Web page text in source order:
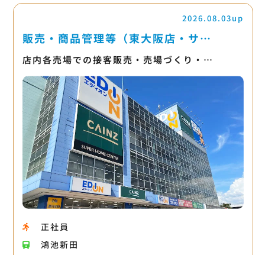
2026.08.03up
販売・商品管理等（東大阪店・サ…
店内各売場での接客販売・売場づくり・…
正社員
鴻池新田